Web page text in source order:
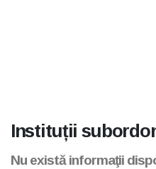
Instituții
Nu există informaţii